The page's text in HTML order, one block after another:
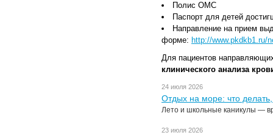
Полис ОМС
Паспорт для детей
Направление на прием
форме: http://www.pkdkb1.ru/
Для пациентов
клинического анализа
24 июля 2026
Отдых на море: что
Лето и школьные каникулы —
23 июля 2026